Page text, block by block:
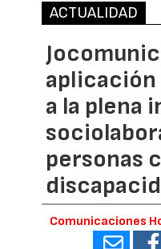
ACTUALIDAD
aplicación
a la plena
personas
Comunicaciones